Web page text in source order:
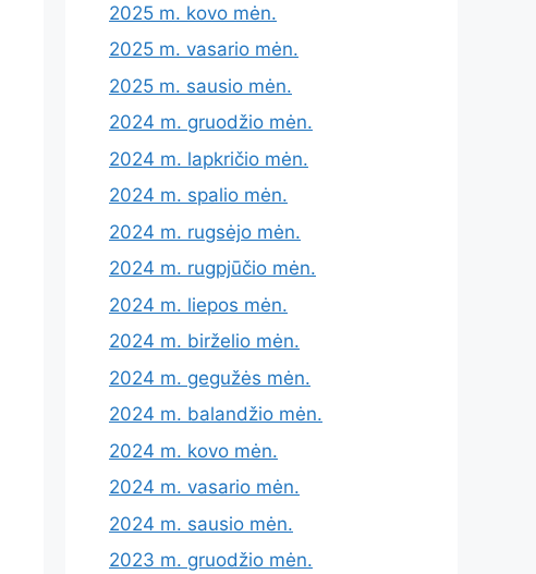
2025 m. kovo mėn.
2025 m. vasario mėn.
2025 m. sausio mėn.
2024 m. gruodžio mėn.
2024 m. lapkričio mėn.
2024 m. spalio mėn.
2024 m. rugsėjo mėn.
2024 m. rugpjūčio mėn.
2024 m. liepos mėn.
2024 m. birželio mėn.
2024 m. gegužės mėn.
2024 m. balandžio mėn.
2024 m. kovo mėn.
2024 m. vasario mėn.
2024 m. sausio mėn.
2023 m. gruodžio mėn.